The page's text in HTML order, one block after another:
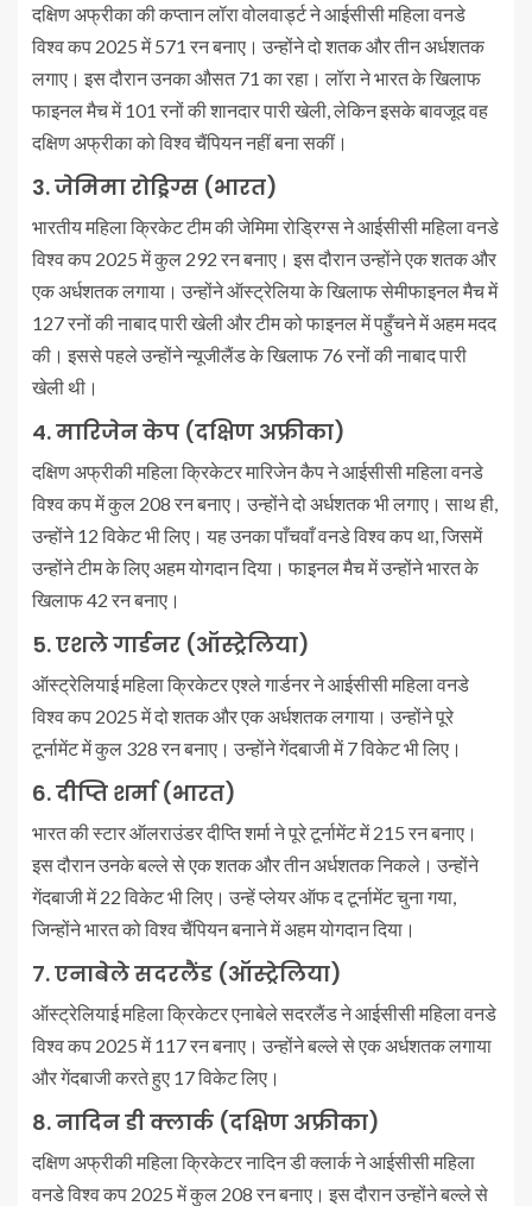
दक्षिण अफ्रीका की कप्तान लॉरा वोलवार्ड्ट ने आईसीसी महिला वनडे
विश्व कप 2025 में 571 रन बनाए। उन्होंने दो शतक और तीन अर्धशतक
लगाए। इस दौरान उनका औसत 71 का रहा। लॉरा ने भारत के खिलाफ
फाइनल मैच में 101 रनों की शानदार पारी खेली, लेकिन इसके बावजूद वह
दक्षिण अफ्रीका को विश्व चैंपियन नहीं बना सकीं।
3. जेमिमा रोड्रिग्स (भारत)
भारतीय महिला क्रिकेट टीम की जेमिमा रोड्रिग्स ने आईसीसी महिला वनडे
विश्व कप 2025 में कुल 292 रन बनाए। इस दौरान उन्होंने एक शतक और
एक अर्धशतक लगाया। उन्होंने ऑस्ट्रेलिया के खिलाफ सेमीफाइनल मैच में
127 रनों की नाबाद पारी खेली और टीम को फाइनल में पहुँचने में अहम मदद
की। इससे पहले उन्होंने न्यूजीलैंड के खिलाफ 76 रनों की नाबाद पारी
खेली थी।
4. मारिजेन केप (दक्षिण अफ्रीका)
दक्षिण अफ्रीकी महिला क्रिकेटर मारिजेन कैप ने आईसीसी महिला वनडे
विश्व कप में कुल 208 रन बनाए। उन्होंने दो अर्धशतक भी लगाए। साथ ही,
उन्होंने 12 विकेट भी लिए। यह उनका पाँचवाँ वनडे विश्व कप था, जिसमें
उन्होंने टीम के लिए अहम योगदान दिया। फाइनल मैच में उन्होंने भारत के
खिलाफ 42 रन बनाए।
5. एशले गार्डनर (ऑस्ट्रेलिया)
ऑस्ट्रेलियाई महिला क्रिकेटर एश्ले गार्डनर ने आईसीसी महिला वनडे
विश्व कप 2025 में दो शतक और एक अर्धशतक लगाया। उन्होंने पूरे
टूर्नामेंट में कुल 328 रन बनाए। उन्होंने गेंदबाजी में 7 विकेट भी लिए।
6. दीप्ति शर्मा (भारत)
भारत की स्टार ऑलराउंडर दीप्ति शर्मा ने पूरे टूर्नामेंट में 215 रन बनाए।
इस दौरान उनके बल्ले से एक शतक और तीन अर्धशतक निकले। उन्होंने
गेंदबाजी में 22 विकेट भी लिए। उन्हें प्लेयर ऑफ द टूर्नामेंट चुना गया,
जिन्होंने भारत को विश्व चैंपियन बनाने में अहम योगदान दिया।
7. एनाबेले सदरलैंड (ऑस्ट्रेलिया)
ऑस्ट्रेलियाई महिला क्रिकेटर एनाबेले सदरलैंड ने आईसीसी महिला वनडे
विश्व कप 2025 में 117 रन बनाए। उन्होंने बल्ले से एक अर्धशतक लगाया
और गेंदबाजी करते हुए 17 विकेट लिए।
8. नादिन डी क्लार्क (दक्षिण अफ्रीका)
दक्षिण अफ्रीकी महिला क्रिकेटर नादिन डी क्लार्क ने आईसीसी महिला
वनडे विश्व कप 2025 में कुल 208 रन बनाए। इस दौरान उन्होंने बल्ले से